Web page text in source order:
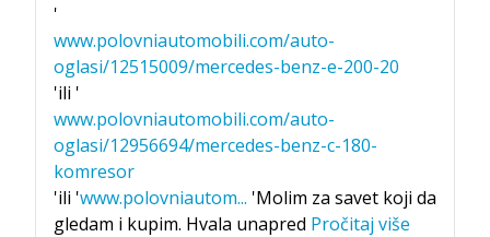
'
www.polovniautomobili.com/auto-
oglasi/12515009/mercedes-benz-e-200-20
'ili '
www.polovniautomobili.com/auto-
oglasi/12956694/mercedes-benz-c-180-
komresor
'ili 'www.polovniautom... 'Molim za savet koji da
gledam i kupim. Hvala unapred Pročitaj više